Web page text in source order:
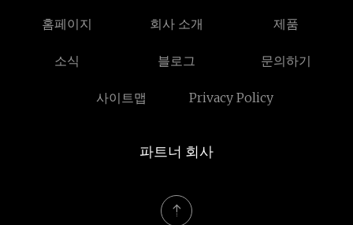
홈페이지 회사 소개 제품
소식 블로그 문의하기
사이트맵 Privacy Policy
파트너 회사